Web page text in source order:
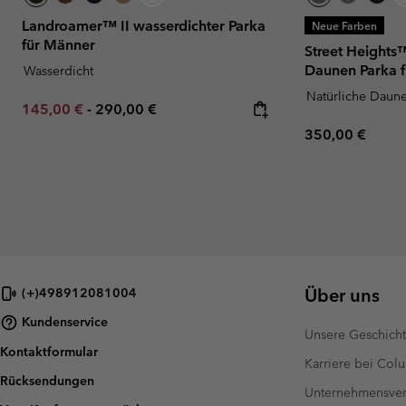
Landroamer™ II wasserdichter Parka
für Männer
Wasserdicht
Minimum sale price:
145,00 € - Maximum price:
290,00 €
Neue Farben
Street
Daunen Parka
Natürliche
Regular price:
350,00 €
(+)498912081004
Kundenservice
Kontaktformular
Rücksendungen
Über uns
Unsere
Karriere bei